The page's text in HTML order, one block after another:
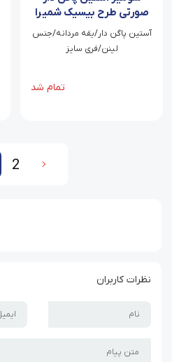
صورتی طرح بیسیک شمیرا
آستین پاگن دار/یقه مردانه/جنس
لینن/فری سایز
تمام شد
2
نظرات کاربران